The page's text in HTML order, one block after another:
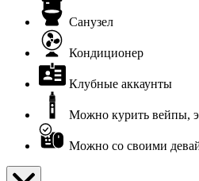
Санузел
Кондиционер
Клубные аккаунты
Можно курить вейпы,
Можно со своими